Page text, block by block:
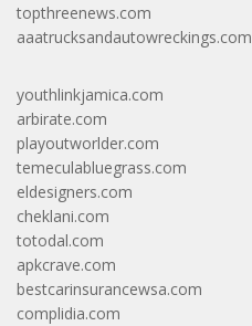
topthreenews.com
aaatrucksandautowreckings.com
youthlinkjamica.com
arbirate.com
playoutworlder.com
temeculabluegrass.com
eldesigners.com
cheklani.com
totodal.com
apkcrave.com
bestcarinsurancewsa.com
complidia.com